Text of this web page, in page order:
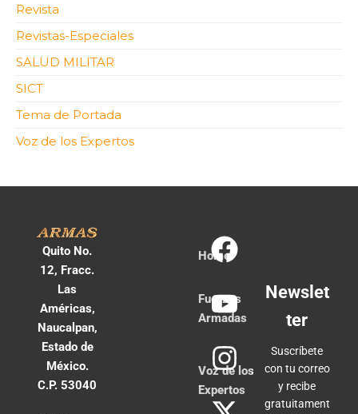
Revista
Revistas-Especiales
SALUD MILITAR
SICT
Tema de Portada
Voz de los Expertos
Quito No.
12, Fracc.
Las
Américas,
Naucalpan,
Estado de
México.
C.P. 53040
Home
Fuerzas
Armadas
Voz de los
Expertos
Newslet
ter
Suscríbete
con tu correo
y recibe
gratuitament